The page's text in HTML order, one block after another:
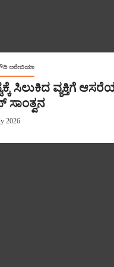
ಅರೇಬಿಯಾ
ಸಿಲುಕಿದ ವ್ಯಕ್ತಿಗೆ
ಸಾಂತ್ವನ
2026